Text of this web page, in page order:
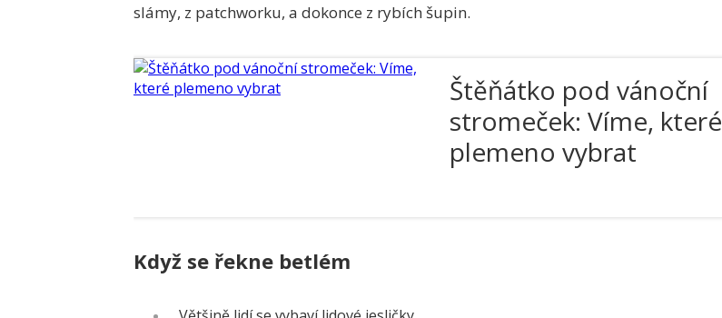
slámy, z patchworku, a dokonce z rybích šupin.
Štěňátko pod vánoční
stromeček: Víme, které
plemeno vybrat
Když se řekne betlém